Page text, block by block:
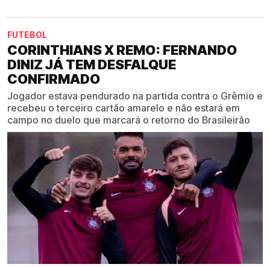
FUTEBOL
CORINTHIANS X REMO: FERNANDO
DINIZ JÁ TEM DESFALQUE
CONFIRMADO
Jogador estava pendurado na partida contra o Grêmio e
recebeu o terceiro cartão amarelo e não estará em
campo no duelo que marcará o retorno do Brasileirão